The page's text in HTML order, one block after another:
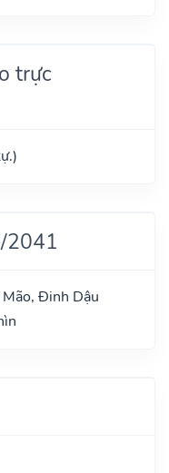
trực
2041
Đinh Dậu